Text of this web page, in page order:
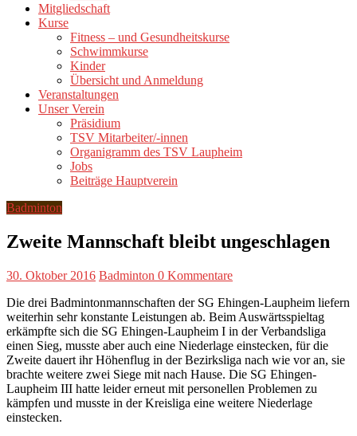
Mitgliedschaft
Kurse
Fitness – und Gesundheitskurse
Schwimmkurse
Kinder
Übersicht und Anmeldung
Veranstaltungen
Unser Verein
Präsidium
TSV Mitarbeiter/-innen
Organigramm des TSV Laupheim
Jobs
Beiträge Hauptverein
Badminton
Zweite Mannschaft bleibt ungeschlagen
30. Oktober 2016 Badminton 0 Kommentare
Die drei Badmintonmannschaften der SG Ehingen-Laupheim liefern
weiterhin sehr konstante Leistungen ab. Beim Auswärtsspieltag
erkämpfte sich die SG Ehingen-Laupheim I in der Verbandsliga
einen Sieg, musste aber auch eine Niederlage einstecken, für die
Zweite dauert ihr Höhenflug in der Bezirksliga nach wie vor an, sie
brachte weitere zwei Siege mit nach Hause. Die SG Ehingen-
Laupheim III hatte leider erneut mit personellen Problemen zu
kämpfen und musste in der Kreisliga eine weitere Niederlage
einstecken.